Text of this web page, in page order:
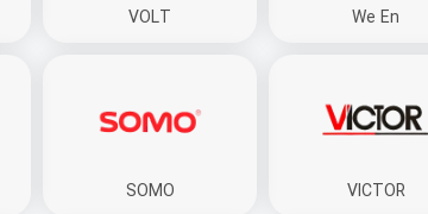
We En
VOLT
VICTOR
SOMO